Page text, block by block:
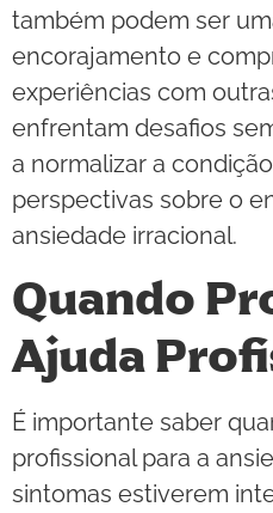
também podem ser
encorajamento e
experiências com
enfrentam desafios
a normalizar a
perspectivas sobre o
ansiedade irracional.
Quando
Ajuda
É importante saber
profissional para a
sintomas estiverem